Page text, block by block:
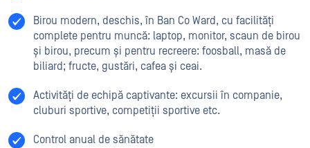
Birou modern, deschis, în Ban Co Ward, cu facilități
complete pentru muncă: laptop, monitor, scaun de birou
și birou, precum și pentru recreere: foosball, masă de
biliard; fructe, gustări, cafea și ceai.
Activități de echipă captivante: excursii în companie,
cluburi sportive, competiții sportive etc.
Control anual de sănătate